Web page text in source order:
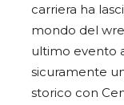
carriera ha
mondo del
ultimo evento
sicuramente
storico con